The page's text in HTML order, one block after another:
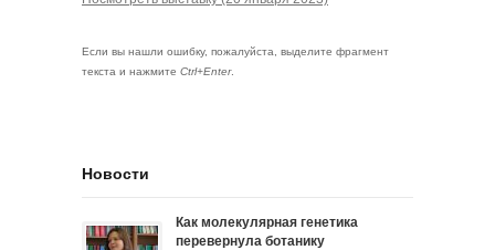
Если вы нашли ошибку, пожалуйста, выделите фрагмент
текста и нажмите Ctrl+Enter.
Новости
Как молекулярная генетика
перевернула ботанику